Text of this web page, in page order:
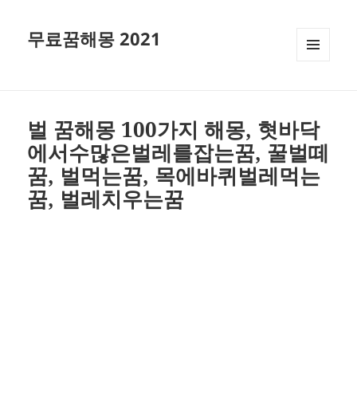
무료꿈해몽 2021
벌 꿈해몽 100가지 해몽, 혓바닥
에서수많은벌레를잡는꿈, 꿀벌떼
꿈, 벌먹는꿈, 목에바퀴벌레먹는
꿈, 벌레치우는꿈